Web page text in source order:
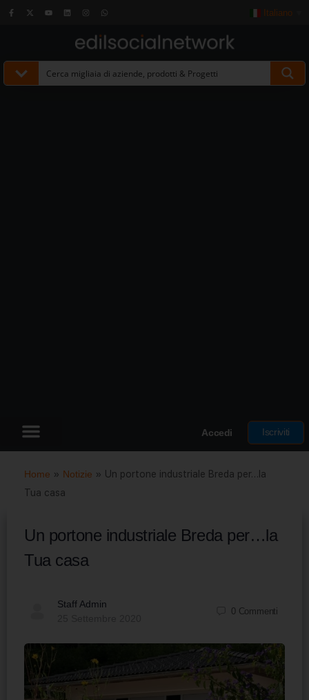
Italiano
Accedi Iscriviti
Home » Notizie » Un portone industriale Breda per…la
Tua casa
Un portone industriale Breda per…la
Tua casa
Staff Admin
0 Commenti